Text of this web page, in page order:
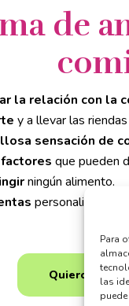
Para
las
de
la relación con la
y a llevar las
sensación de
factores que pueden
ningún alimento.
personalizadas
Quiero